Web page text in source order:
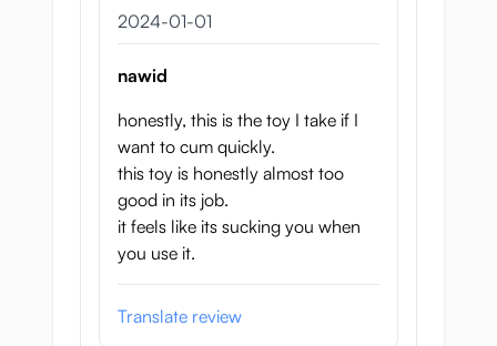
1 januari 2024
2024-01-01
nawid
honestly, this is the toy I take if I
want to cum quickly.
this toy is honestly almost too
good in its job.
it feels like its sucking you when
you use it.
Translate review